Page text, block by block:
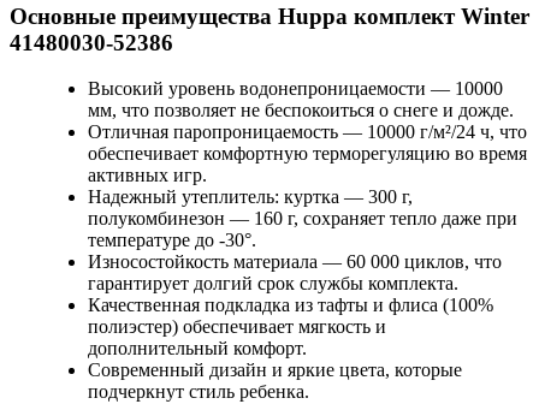
Основные преимущества Huppa комплект Winter
41480030-52386
Высокий уровень водонепроницаемости — 10000
мм, что позволяет не беспокоиться о снеге и дожде.
Отличная паропроницаемость — 10000 г/м²/24 ч, что
обеспечивает комфортную терморегуляцию во время
активных игр.
Надежный утеплитель: куртка — 300 г,
полукомбинезон — 160 г, сохраняет тепло даже при
температуре до -30°.
Износостойкость материала — 60 000 циклов, что
гарантирует долгий срок службы комплекта.
Качественная подкладка из тафты и флиса (100%
полиэстер) обеспечивает мягкость и
дополнительный комфорт.
Современный дизайн и яркие цвета, которые
подчеркнут стиль ребенка.